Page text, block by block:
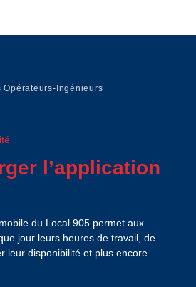
Ingénieurs
l’application
du Local 905 permet aux
jour leurs heures de travail, de
leur disponibilité et plus encore.